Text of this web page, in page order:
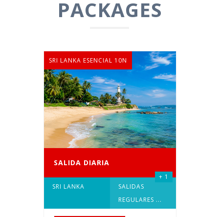
PACKAGES
SRI LANKA ESENCIAL 10N
SALIDA DIARIA
SRI LANKA
SALIDAS
REGULARES ...
+ 1